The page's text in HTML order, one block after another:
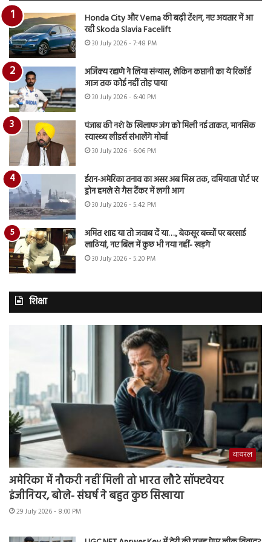
Honda City और Verna की बढ़ी टेंशन, नए अवतार में आ
रही Skoda Slavia Facelift
30 July 2026 - 7:48 PM
अजिंक्य रहाणे ने लिया संन्यास, लेकिन कप्तानी का ये रिकॉर्ड
आज तक कोई नहीं तोड़ पाया
30 July 2026 - 6:40 PM
पंजाब की नशे के खिलाफ जंग को मिली नई ताकत, मानसिक
स्वास्थ्य लीडर्स संभालेंगे मोर्चा
30 July 2026 - 6:06 PM
ईरान-अमेरिका तनाव का असर अब मिस्र तक, दमियाता पोर्ट पर
ड्रोन हमले से गैस टैंकर में लगी आग
30 July 2026 - 5:42 PM
अमित शाह या तो जवाब दें या…., बेकसूर बच्चों पर बरसाई
लाठियां, नए बिल में कुछ भी नया नहीं- खड़गे
30 July 2026 - 5:20 PM
शिक्षा
वायरल
अमेरिका में नौकरी नहीं मिली तो भारत लौटे सॉफ्टवेयर
इंजीनियर, बोले- संघर्ष ने बहुत कुछ सिखाया
29 July 2026 - 8:00 PM